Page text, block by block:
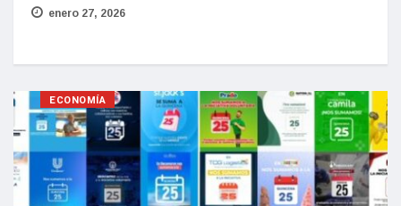
enero 27, 2026
ECONOMÍA